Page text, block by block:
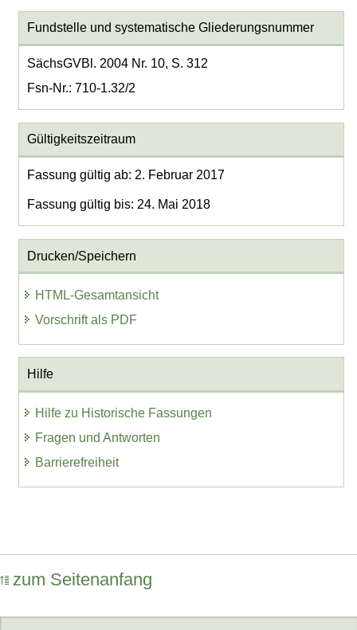
Fundstelle und systematische Gliederungsnummer
SächsGVBl. 2004 Nr. 10, S. 312
Fsn-Nr.: 710-1.32/2
Gültigkeitszeitraum
Fassung gültig ab: 2. Februar 2017
Fassung gültig bis: 24. Mai 2018
Drucken/Speichern
HTML-Gesamtansicht
Vorschrift als PDF
Hilfe
Hilfe zu Historische Fassungen
Fragen und Antworten
Barrierefreiheit
zum Seitenanfang